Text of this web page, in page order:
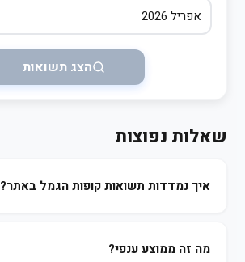
הצג תשואות
שאלות נפוצות
איך נמדדות תשואות קופות הגמל באתר?
מה זה ממוצע ענפי?